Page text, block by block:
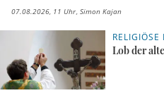
07.08.2026, 11 Uhr Simon Kajan
RELIGIÖSE
Lob der